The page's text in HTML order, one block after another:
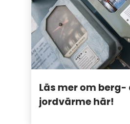
Läs mer om berg-
jordvärme här!